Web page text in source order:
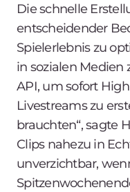
Die schnelle
entscheidender
Spielerlebnis zu
in sozialen Medien
API, um sofort
Livestreams zu
brauchten“, sagte
Clips nahezu in
unverzichtbar,